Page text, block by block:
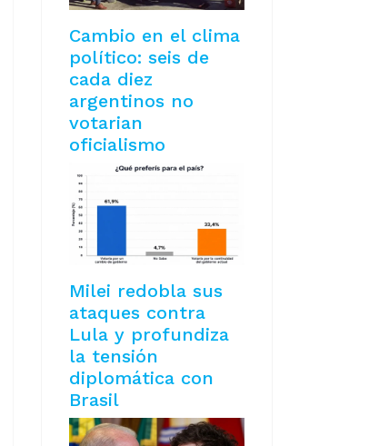
Cambio en el clima
político: seis de
cada diez
argentinos no
votarian
oficialismo
Milei redobla sus
ataques contra
Lula y profundiza
la tensión
diplomática con
Brasil